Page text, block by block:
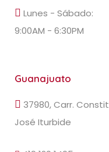
Lunes - Sábado:
9:00AM - 6:30PM
Guanajuato
37980, Carr.
José Iturbide